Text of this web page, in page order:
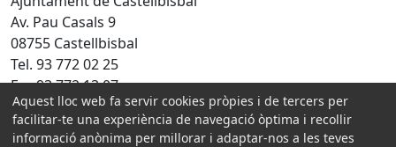
Av. Pau Casals 9
08755 Castellbisbal
Tel. 93 772 02 25
Fax 93 772 13 07
Amb la col·laboració de:
Aquest lloc web fa servir cookies pròpies i de tercers per
facilitar-te una experiència de navegació òptima i recollir
informació anònima per millorar i adaptar-nos a les teves